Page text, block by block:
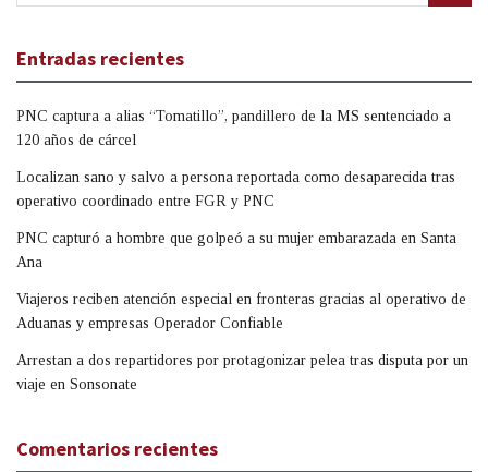
Entradas recientes
PNC captura a alias “Tomatillo”, pandillero de la MS sentenciado a
120 años de cárcel
Localizan sano y salvo a persona reportada como desaparecida tras
operativo coordinado entre FGR y PNC
PNC capturó a hombre que golpeó a su mujer embarazada en Santa
Ana
Viajeros reciben atención especial en fronteras gracias al operativo de
Aduanas y empresas Operador Confiable
Arrestan a dos repartidores por protagonizar pelea tras disputa por un
viaje en Sonsonate
Comentarios recientes